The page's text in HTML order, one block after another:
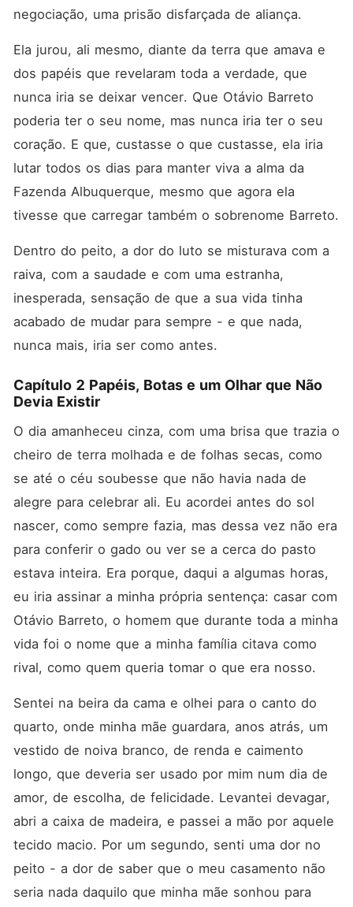
negociação, uma prisão disfarçada de aliança.
Ela jurou, ali mesmo, diante da terra que amava e
dos papéis que revelaram toda a verdade, que
nunca iria se deixar vencer. Que Otávio Barreto
poderia ter o seu nome, mas nunca iria ter o seu
coração. E que, custasse o que custasse, ela iria
lutar todos os dias para manter viva a alma da
Fazenda Albuquerque, mesmo que agora ela
tivesse que carregar também o sobrenome Barreto.
Dentro do peito, a dor do luto se misturava com a
raiva, com a saudade e com uma estranha,
inesperada, sensação de que a sua vida tinha
acabado de mudar para sempre - e que nada,
nunca mais, iria ser como antes.
Capítulo 2 Papéis, Botas e um Olhar que Não
Devia Existir
O dia amanheceu cinza, com uma brisa que trazia o
cheiro de terra molhada e de folhas secas, como
se até o céu soubesse que não havia nada de
alegre para celebrar ali. Eu acordei antes do sol
nascer, como sempre fazia, mas dessa vez não era
para conferir o gado ou ver se a cerca do pasto
estava inteira. Era porque, daqui a algumas horas,
eu iria assinar a minha própria sentença: casar com
Otávio Barreto, o homem que durante toda a minha
vida foi o nome que a minha família citava como
rival, como quem queria tomar o que era nosso.
Sentei na beira da cama e olhei para o canto do
quarto, onde minha mãe guardara, anos atrás, um
vestido de noiva branco, de renda e caimento
longo, que deveria ser usado por mim num dia de
amor, de escolha, de felicidade. Levantei devagar,
abri a caixa de madeira, e passei a mão por aquele
tecido macio. Por um segundo, senti uma dor no
peito - a dor de saber que o meu casamento não
seria nada daquilo que minha mãe sonhou para